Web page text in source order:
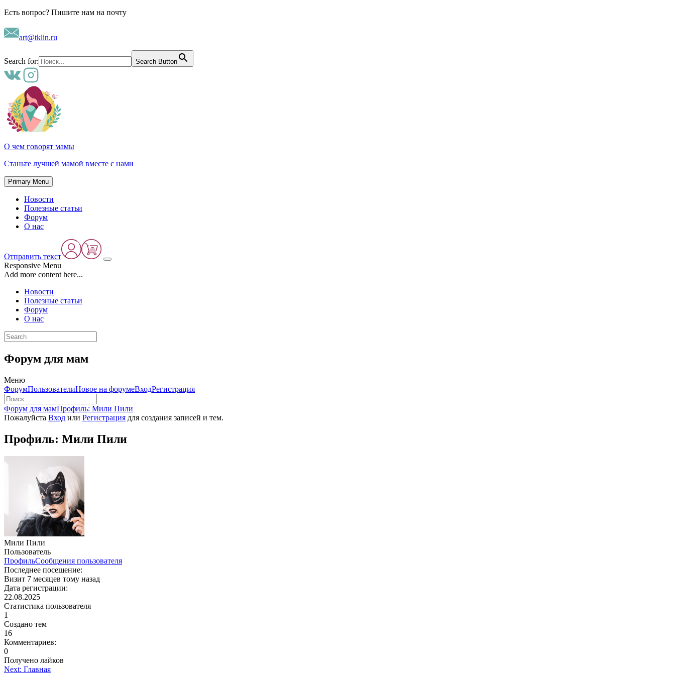
Skip
content
Есть вопрос? Пишите нам на почту
art@tklin.ru
Search for: Search Button
О чем говорят мамы
Станьте лучшей мамой вместе с нами
Primary Menu
Новости
Полезные статьи
Форум
О нас
Отправить текст
Responsive Menu
Add more content here...
Новости
Полезные статьи
Форум
О нас
Форум для мам
Меню
Навигация
Форума
ФорумПользователиНовое на форумеВходРегистрация
Форум
breadcrumbs
Вы
здесь:
Форум для мамПрофиль: Мили Пили
Пожалуйста Вход или Регистрация для создания записей и тем.
Профиль: Мили Пили
Мили Пили
Пользователь
ПрофильСообщения пользователя
Последнее посещение:
Визит 7 месяцев тому назад
Дата регистрации:
22.08.2025
Статистика пользователя
1
Создано тем
16
Комментариев:
0
Получено лайков
Навигация
Next: Главная